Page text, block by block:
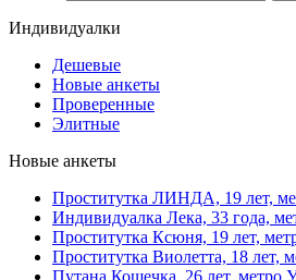
Индивидуалки
Дешевые
Новые анкеты
Проверенные
Элитные
Новые анкеты
Проститутка ЛИНДА, 19 лет,
Индивидуалка Лека, 33 года,
Проститутка Ксюня, 19 лет,
Проститутка Виолетта, 18 лет,
Путана Кошечка, 26 лет, метро